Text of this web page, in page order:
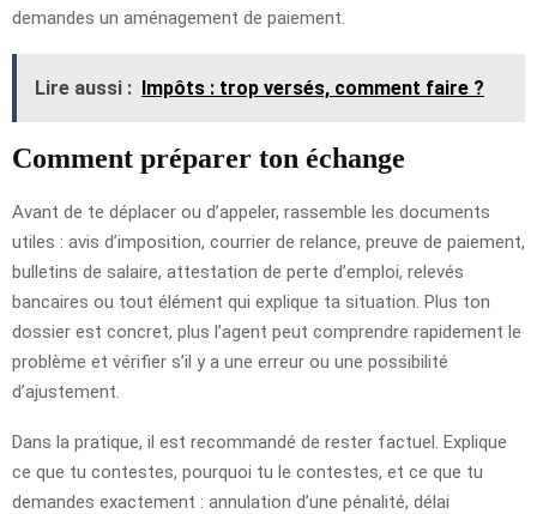
demandes un aménagement de paiement.
Lire aussi : Impôts : trop versés, comment faire ?
Comment préparer ton échange
Avant de te déplacer ou d’appeler, rassemble les documents
utiles : avis d’imposition, courrier de relance, preuve de paiement,
bulletins de salaire, attestation de perte d’emploi, relevés
bancaires ou tout élément qui explique ta situation. Plus ton
dossier est concret, plus l’agent peut comprendre rapidement le
problème et vérifier s’il y a une erreur ou une possibilité
d’ajustement.
Dans la pratique, il est recommandé de rester factuel. Explique
ce que tu contestes, pourquoi tu le contestes, et ce que tu
demandes exactement : annulation d’une pénalité, délai